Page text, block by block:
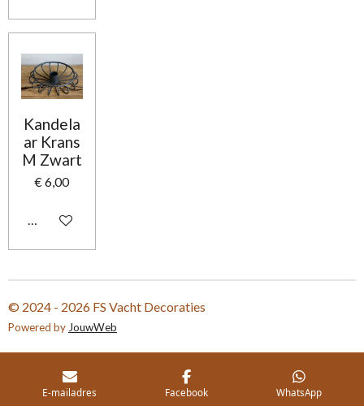
Kandela
ar Krans
M Zwart
€ 6,00
In winkelwagen
© 2024 - 2026 FS Vacht Decoraties
Powered by JouwWeb
E-mailadres Facebook WhatsApp